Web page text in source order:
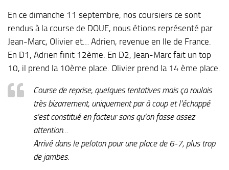
En ce dimanche 11 septembre, nos coursiers ce sont
rendus à la course de DOUE, nous étions représenté par
Jean-Marc, Olivier et… Adrien, revenue en Ile de France.
En D1, Adrien finit 12ème. En D2, Jean-Marc fait un top
10, il prend la 10ème place. Olivier prend la 14 ème place.
Course de reprise, quelques tentatives mais ça roulais
très bizarrement, uniquement par à coup et l’échappé
s’est constitué en facteur sans qu’on fasse assez
attention…
Arrivé dans le peloton pour une place de 6-7, plus trop
de jambes.